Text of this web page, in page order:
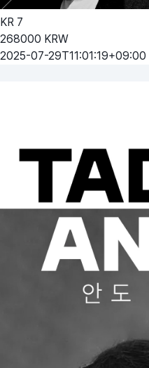
KR 7
268000 KRW
2025-07-29T11:01:19+09:00